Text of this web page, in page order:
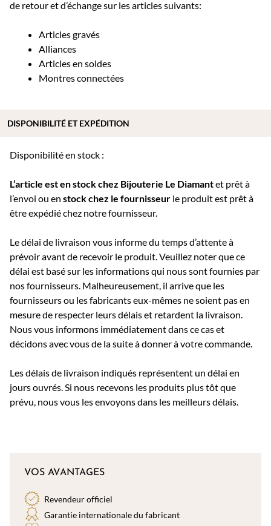
de retour et d’échange sur les articles suivants:
Articles gravés
Alliances
Articles en soldes
Montres connectées
Disponibilité en stock :
L’article est en stock chez Bijouterie Le Diamantet prêt à
l’envoi ou en stock chez le fournisseur le produit est prêt à
être expédié chez notre fournisseur.
Le délai de livraison vous informe du temps d’attente à
prévoir avant de recevoir le produit. Veuillez noter que ce
délai est basé sur les informations qui nous sont fournies par
nos fournisseurs. Malheureusement, il arrive que les
fournisseurs ou les fabricants eux-mêmes ne soient pas en
mesure de respecter leurs délais et retardent la livraison.
Nous vous informons immédiatement dans ce cas et
décidons avec vous de la suite à donner à votre commande.
Les délais de livraison indiqués représentent un délai en
jours ouvrés. Si nous recevons les produits plus tôt que
prévu, nous vous les envoyons dans les meilleurs délais.
DISPONIBILITÉ ET EXPÉDITION
VOS AVANTAGES
Revendeur officiel
Garantie internationale du fabricant